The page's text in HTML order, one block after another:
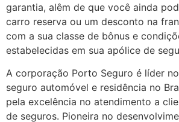
garantia, alêm de que você ainda
carro reserva ou um desconto na
com a sua classe de bônus e
estabelecidas em sua apólice de
A corporação Porto Seguro é líder
seguro automóvel e residência no
pela excelência no atendimento a
de seguros. Pioneira no